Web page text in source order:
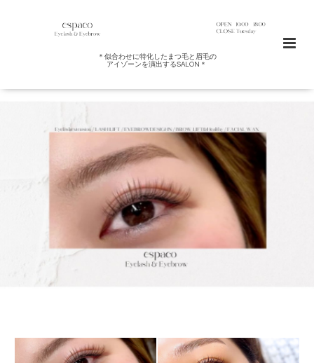
＊似合わせに特化したまつ毛と眉毛の
アイゾーンを演出するSALON＊